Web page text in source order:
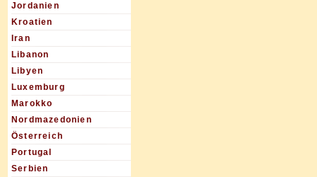
Jordanien
Kroatien
Iran
Libanon
Libyen
Luxemburg
Marokko
Nordmazedonien
Österreich
Portugal
Serbien